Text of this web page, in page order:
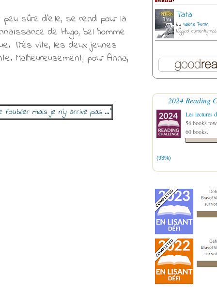
sûre d'elle, se rend pour la
de Hugo, bel homme
Très vite, les deux jeunes
Malheureusement, pour Anna,
t'oublier mais je n'y arrive pas ..."
Tata
by Valérie Perrin
tagged: currently-
2024 Reading
Les lectures
56 books
60 books.
(93%)